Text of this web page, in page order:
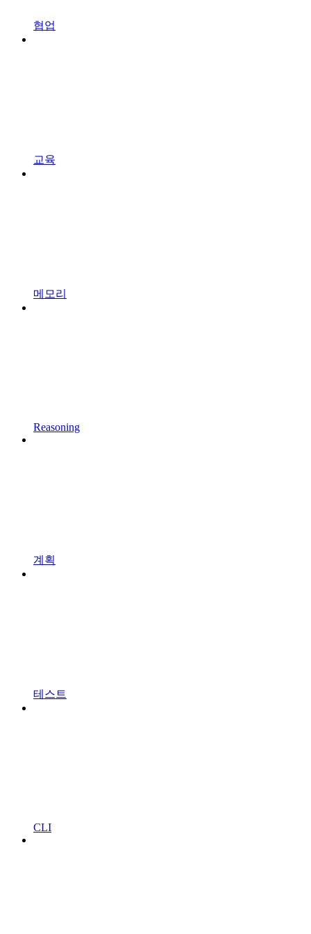
협업
교육
메모리
Reasoning
계획
테스트
CLI